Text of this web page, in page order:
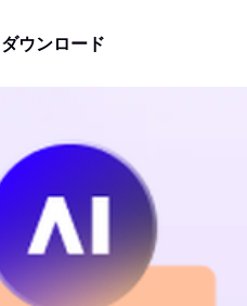
ダウンロード